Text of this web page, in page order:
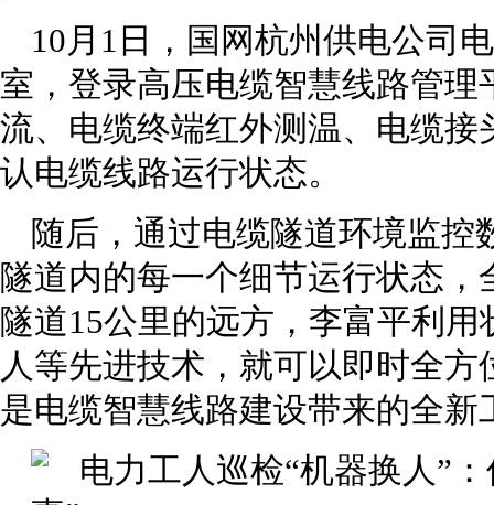
10月1日，国网杭州供电公司
室，登录高压电缆智慧线路管
流、电缆终端红外测温、电缆
认电缆线路运行状态。
随后，通过电缆隧道环境监
隧道内的每一个细节运行状态
隧道15公里的远方，李富平利
人等先进技术，就可以即时全
是电缆智慧线路建设带来的全新